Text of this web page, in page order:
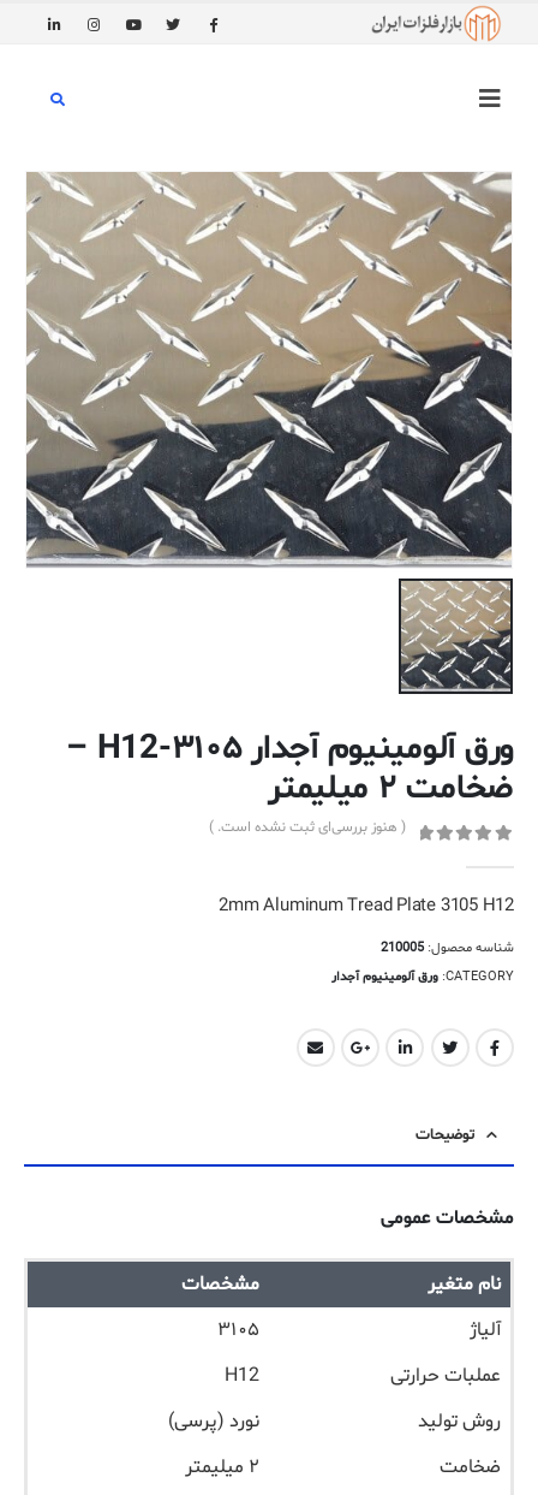
ورق آلومینیوم آجدار ۳۱۰۵-H12 –
ضخامت ۲ میلیمتر
( هنوز بررسی‌ای ثبت نشده است. )
2mm Aluminum Tread Plate 3105 H12
شناسه محصول:210005
CATEGORY: ورق آلومینیوم آجدار
توضیحات
مشخصات عمومی
نام متغیر
مشخصات
آلیاژ
۳۱۰۵
عملبات حرارتی
H12
روش تولید
نورد (پرسی)
ضخامت
۲ میلیمتر